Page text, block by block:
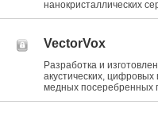
нанокристаллических
VectorVox
Разработка и
акустических, цифровых
медных посеребренных